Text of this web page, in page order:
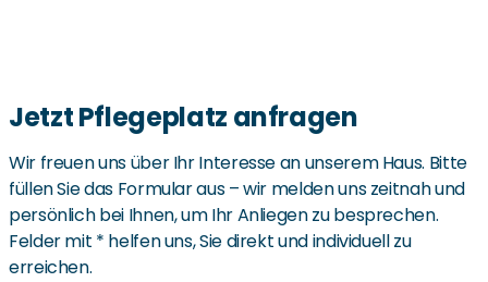
Jetzt Pflegeplatz anfragen
Wir freuen uns über Ihr Interesse an unserem Haus. Bitte
füllen Sie das Formular aus – wir melden uns zeitnah und
persönlich bei Ihnen, um Ihr Anliegen zu besprechen.
Felder mit * helfen uns, Sie direkt und individuell zu
erreichen.